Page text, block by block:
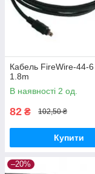
Кабель FireWire-44-
1.8m
В наявності 2 од.
82 ₴ 102,50 ₴
Купити
–20%